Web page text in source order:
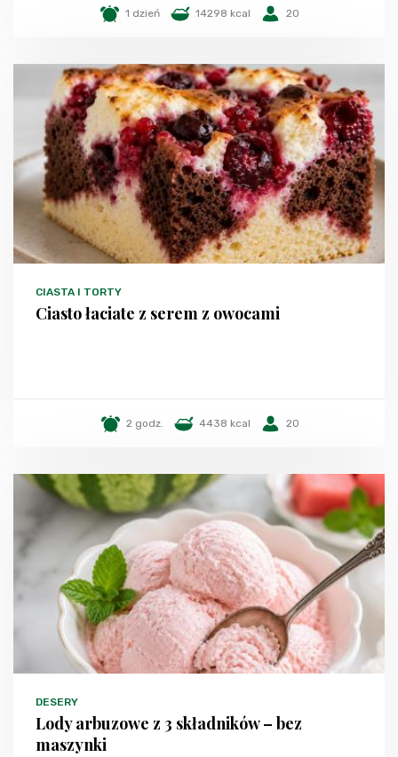
1 dzień 14298 kcal 20
CIASTA I TORTY
Ciasto łaciate z serem z owocami
2 godz. 4438 kcal 20
DESERY
Lody arbuzowe z 3 składników – bez
maszynki